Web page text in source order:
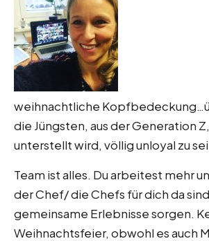
weihnachtliche
die Jüngsten, aus der Generation
unterstellt wird, völlig unloyal zu
Team ist alles. Du arbeitest mehr
der Chef/ die Chefs für dich da
gemeinsame Erlebnisse sorgen.
Weihnachtsfeier, obwohl es auch